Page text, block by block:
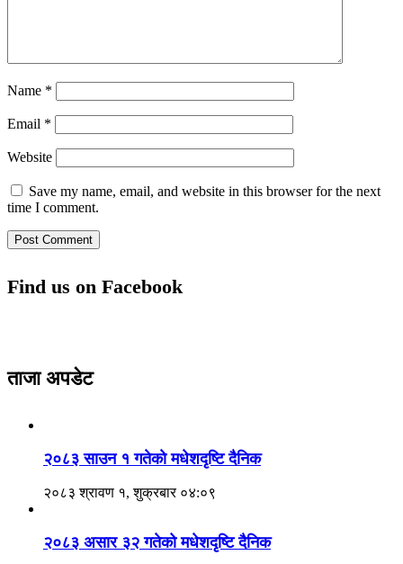
Name *
Email *
Website
Save my name, email, and website in this browser for the next
time I comment.
Find us on Facebook
ताजा अपडेट
२०८३ साउन १ गतेकाे मधेशदृष्टि दैनिक
२०८३ श्रावण १, शुक्रबार ०४:०९
२०८३ असार ३२ गतेको मधेशदृष्टि दैनिक